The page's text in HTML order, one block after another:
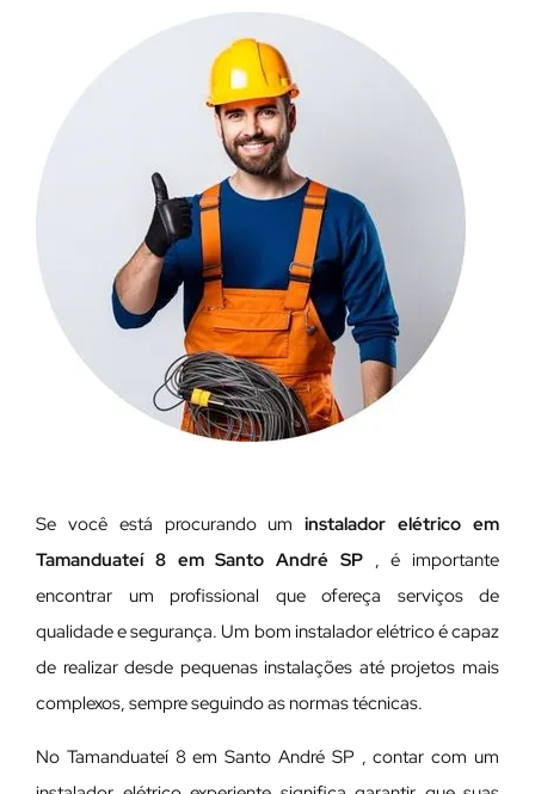
Se você está procurando uminstalador elétrico em
Tamanduateí 8 em Santo André SP , é importante
encontrar um profissional que ofereça serviços de
qualidade e segurança. Um bom instalador elétrico é capaz
de realizar desde pequenas instalações até projetos mais
complexos, sempre seguindo as normas técnicas.
No Tamanduateí 8 em Santo André SP , contar com um